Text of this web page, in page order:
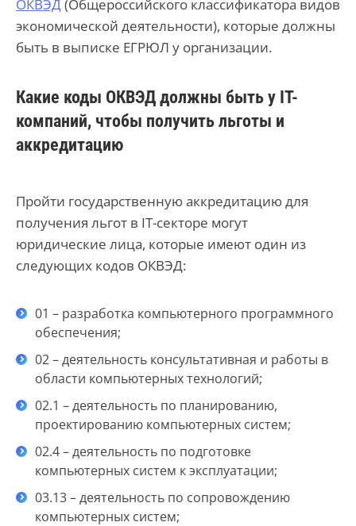
ОКВЭД(Общероссийского классификатора видов
экономической деятельности), которые должны
быть в выписке ЕГРЮЛ у организации.
Какие коды ОКВЭД должны быть у IT-
компаний, чтобы получить льготы и
аккредитацию
Пройти государственную аккредитацию для
получения льгот в IT-секторе могут
юридические лица, которые имеют один из
следующих кодов ОКВЭД:
01 – разработка компьютерного программного
обеспечения;
02 – деятельность консультативная и работы в
области компьютерных технологий;
02.1 – деятельность по планированию,
проектированию компьютерных систем;
02.4 – деятельность по подготовке
компьютерных систем к эксплуатации;
03.13 – деятельность по сопровождению
компьютерных систем;